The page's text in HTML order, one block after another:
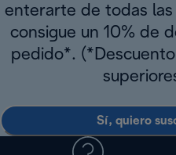
enterarte de todas
consigue un 10% de
pedido*.
Sí, quiero